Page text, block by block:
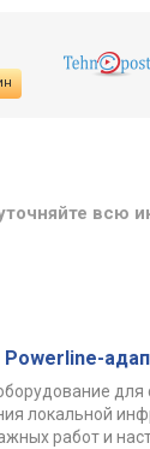
всю
для
локальной
работ и